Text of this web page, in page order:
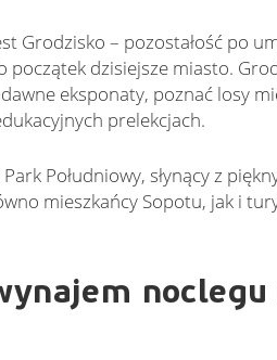
Grodzisko – pozostałość po
dzisiejsze miasto.
eksponaty, poznać losy
prelekcjach.
Południowy, słynący z
mieszkańcy Sopotu, jak i
noclegu